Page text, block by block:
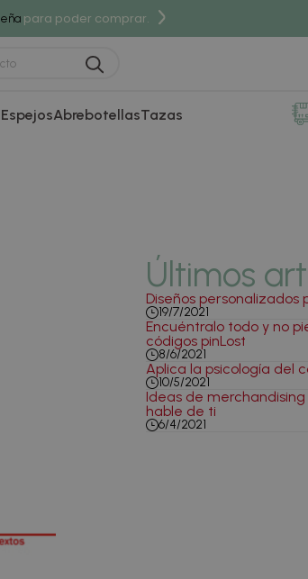
para poder comprar.
EspejosAbrebotellasTazas
Últimos
Diseños personalizados
19/7/2021
Encuéntralo todo y no
códigos pinLost
8/6/2021
Aplica la psicología del
10/5/2021
Ideas de
hable de ti
6/4/2021